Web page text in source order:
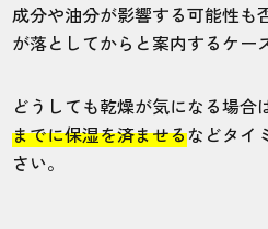
成分や油分が影響する可能性も
が落としてからと案内するケー
どうしても乾燥が気になる場合
までに保湿を済ませるなどタイ
さい。